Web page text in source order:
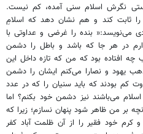
نگرش اسلام سنى آمده، كم نيست.
ثابت كند و هم نشان دهد كه اسلامِ
بنده را غرضى و عداوتى با
در هر جا كه باشد و باطل را دشمن
افتاده بود كه من كه تازه داخل اين
يهود و نصارا مى‌كنم ايشان را دشمن
كم بودند كه بايد سنيان را كه در عدد
مى‌باشند نيز دشمن خود بكنم؟ اما
بر من ظاهر شود پنهان نسازم؛ زيرا كه
كرم خود فقير را از آن ظلمت آباد كفر